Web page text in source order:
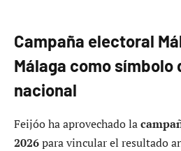
Campaña electoral
Málaga como símbolo
nacional
Feijóo ha aprovechado la
2026para vincular el resultado